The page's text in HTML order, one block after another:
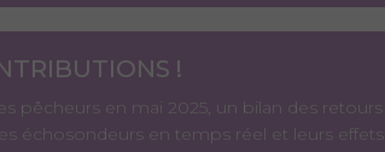
!
pêcheurs en mai 2025, un bilan des retours
échosondeurs en temps réel et leurs effets